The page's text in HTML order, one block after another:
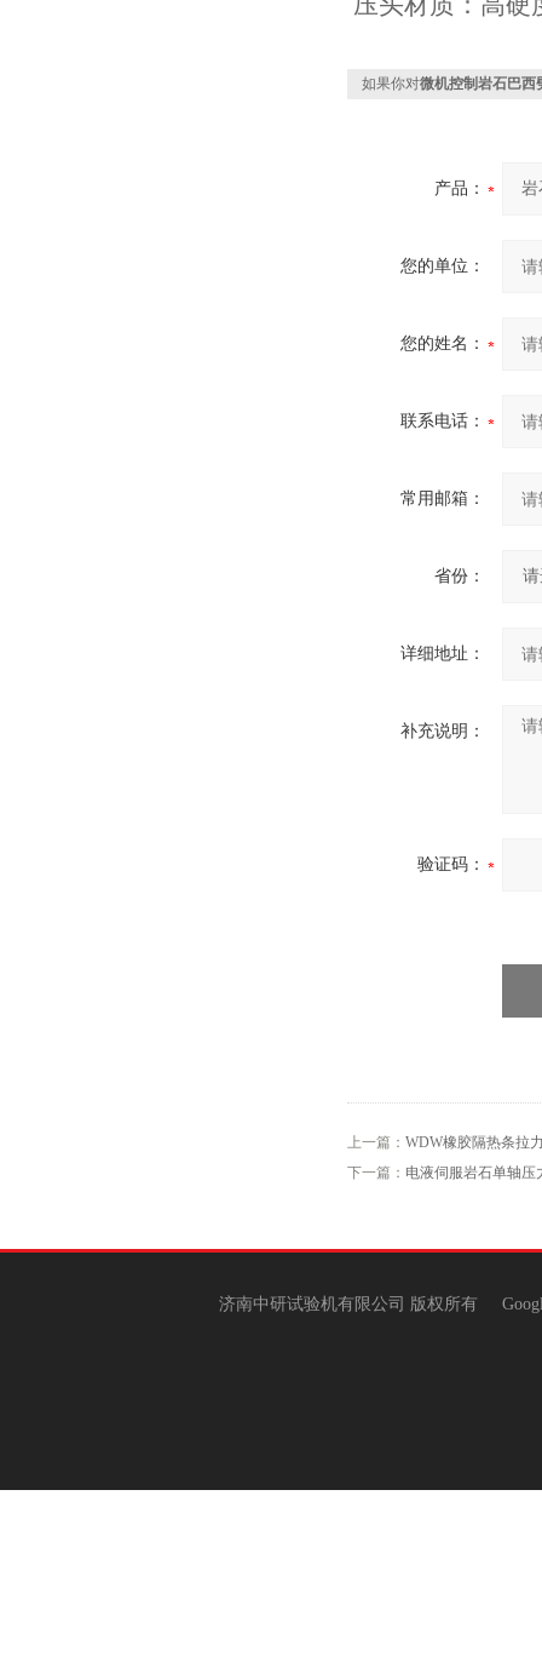
如果你对微机控制岩石巴西
产品：
您的单位：
您的姓名：
联系电话：
常用邮箱：
省份：
详细地址：
补充说明：
验证码：
上一篇： WDW橡胶隔热条拉
下一篇： 电液伺服岩石单轴压
济南中研试验机有限公司 版权所有